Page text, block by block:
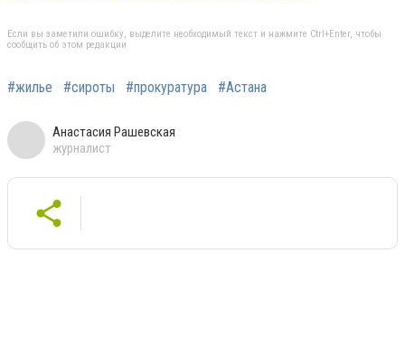
Если вы заметили ошибку, выделите необходимый текст и нажмите Ctrl+Enter, чтобы
сообщить об этом редакции
#жилье #сироты #прокуратура #Астана
Анастасия Рашевская
журналист